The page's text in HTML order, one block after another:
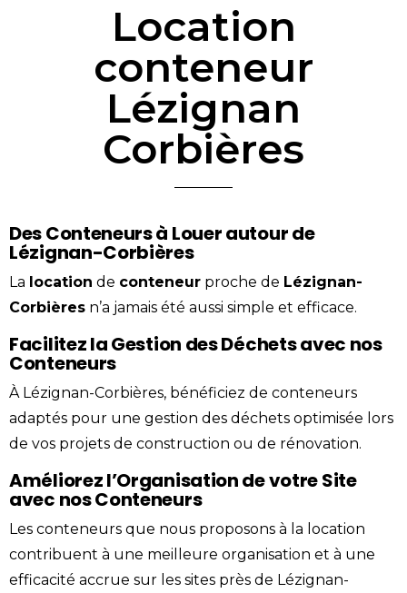
Location
conteneur
Lézignan
Corbières
Des Conteneurs à Louer autour de
Lézignan-Corbières
La location de conteneur proche de Lézignan-
Corbières n’a jamais été aussi simple et efficace.
Facilitez la Gestion des Déchets avec nos
Conteneurs
À Lézignan-Corbières, bénéficiez de conteneurs
adaptés pour une gestion des déchets optimisée lors
de vos projets de construction ou de rénovation.
Améliorez l’Organisation de votre Site
avec nos Conteneurs
Les conteneurs que nous proposons à la location
contribuent à une meilleure organisation et à une
efficacité accrue sur les sites près de Lézignan-